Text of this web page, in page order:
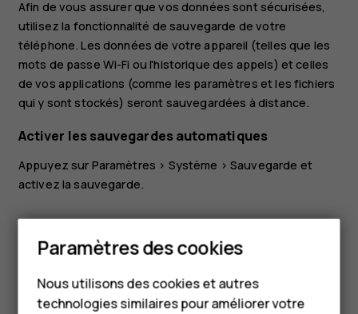
C3
Smartphones
Téléphones classiques
Téléphones pour
Afin de vous assurer que vos données sont sécurisées,
utilisez la fonctionnalité de sauvegarde de votre
téléphone. Les données de votre appareil (telles que les
mots de passe Wi-Fi ou l'historique des appels) et celles
de vos applications (comme les paramètres et les fichiers
qui y sont stockés) seront sauvegardées à distance.
Activer les sauvegardes automatiques
Appuyez sur Paramètres > Système > Sauvegarde et
activez la sauvegarde.
Avez-vous trouvé cela utile?
Paramètres des cookies
Nous utilisons des cookies et autres
technologies similaires pour améliorer votre